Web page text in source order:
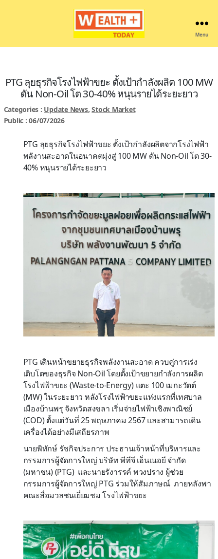
Menu
PTG ลุยธุรกิจโรงไฟฟ้าขยะ ตั้งเป้ากำลังผลิต 100 MW
ดัน Non-Oil โต 30-40% หนุนรายได้ระยะยาว
Categories : Update News,Stock Market
Public : 06/07/2026
PTG ลุยธุรกิจโรงไฟฟ้าขยะ ตั้งเป้ากำลังผลิตจากโรงไฟฟ้า
พลังานสะอาดในอนาคตมุ่งสู่ 100 MW ดัน Non-Oil โต 30-
40% หนุนรายได้ระยะยาว
PTG เดินหน้าขยายธุรกิจพลังงานสะอาด ควบคู่การเร่ง
เติบโตของธุรกิจ Non-Oil โดยตั้งเป้าขยายกำลังการผลิต
โรงไฟฟ้าขยะ (Waste-to-Energy) แตะ 100 เมกะวัตต์
(MW) ในระยะยาว หลังโรงไฟฟ้าขยะแห่งแรกที่เทศบาล
เมืองบ้านพรุ จังหวัดสงขลา เริ่มจ่ายไฟฟ้าเชิงพาณิชย์
(COD) ตั้งแต่วันที่ 25 พฤษภาคม 2567 และสามารถเดิน
เครื่องได้อย่างมีเสถียรภาพ
นายพิทักษ์ รัชกิจประการ ประธานเจ้าหน้าที่บริหารและ
กรรมการผู้จัดการใหญ่ บริษัท พีทีจี เอ็นเนอยี จำกัด
(มหาชน) (PTG) และนายรังารรค์ พวงปราง ผู้ช่วย
กรรมการผู้จัดการใหญ่ PTG ร่วมให้สัมภาษณ์ ภายหลังพา
คณะสื่อมวลชนเยี่ยมชม โรงไฟฟ้าขยะ